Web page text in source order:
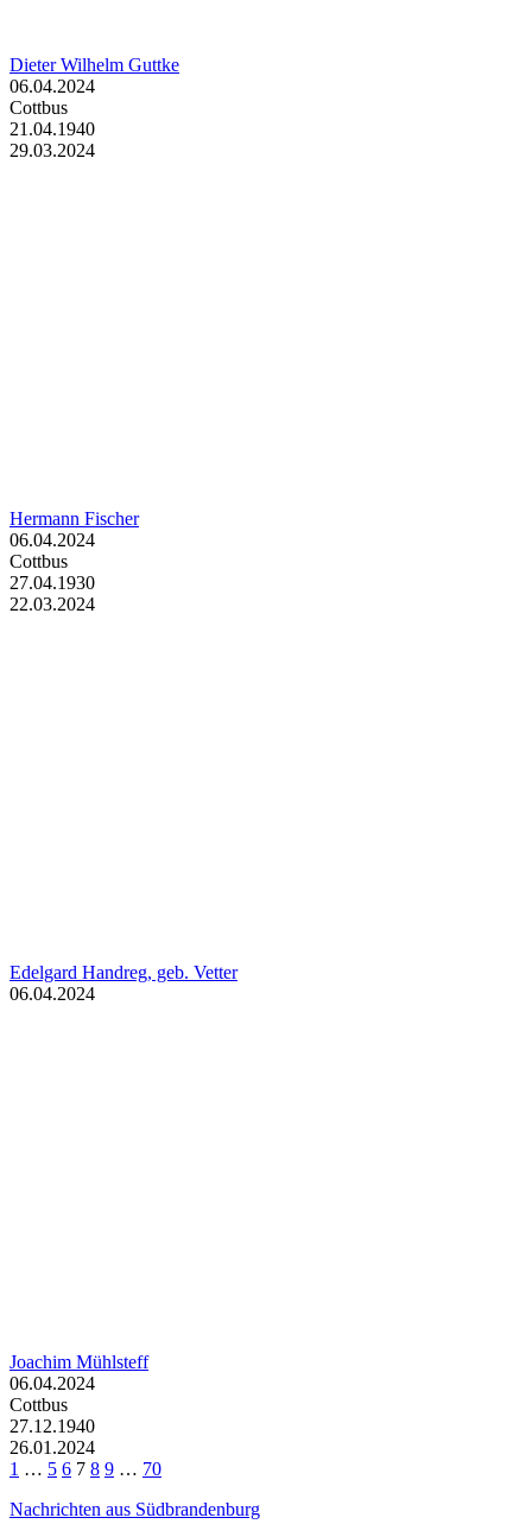
Dieter Wilhelm Guttke
06.04.2024
Cottbus
21.04.1940
29.03.2024
Hermann Fischer
06.04.2024
Cottbus
27.04.1930
22.03.2024
Edelgard Handreg, geb. Vetter
06.04.2024
Joachim Mühlsteff
06.04.2024
Cottbus
27.12.1940
26.01.2024
1 … 5 6 7 8 9 … 70
Nachrichten aus Südbrandenburg